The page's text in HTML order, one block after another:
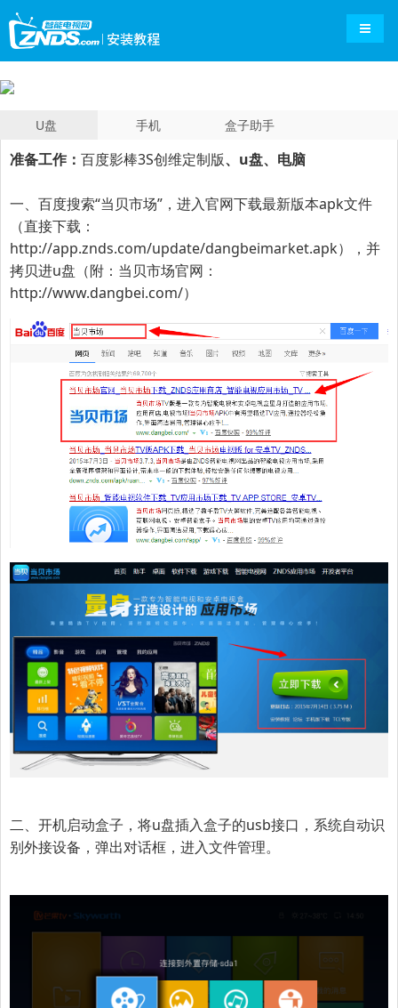
导航
U盘 手机 盒子助手
准备工作： 百度影棒3S创维定制版、u盘、电脑
一、百度搜索“当贝市场”，进入官网下载最新版本apk文件
（直接下载：
http://app.znds.com/update/dangbeimarket.apk），并
拷贝进u盘（附：当贝市场官网：
http://www.dangbei.com/）
二、开机启动盒子， 将u盘插入盒子的usb接口，系统自动识
别外接设备，弹出对话框，进入文件管理。